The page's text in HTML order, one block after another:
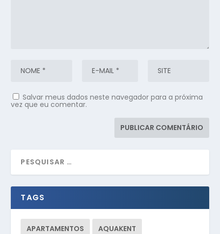
Salvar meus dados neste navegador para a próxima
vez que eu comentar.
TAGS
APARTAMENTOS AQUAKENT